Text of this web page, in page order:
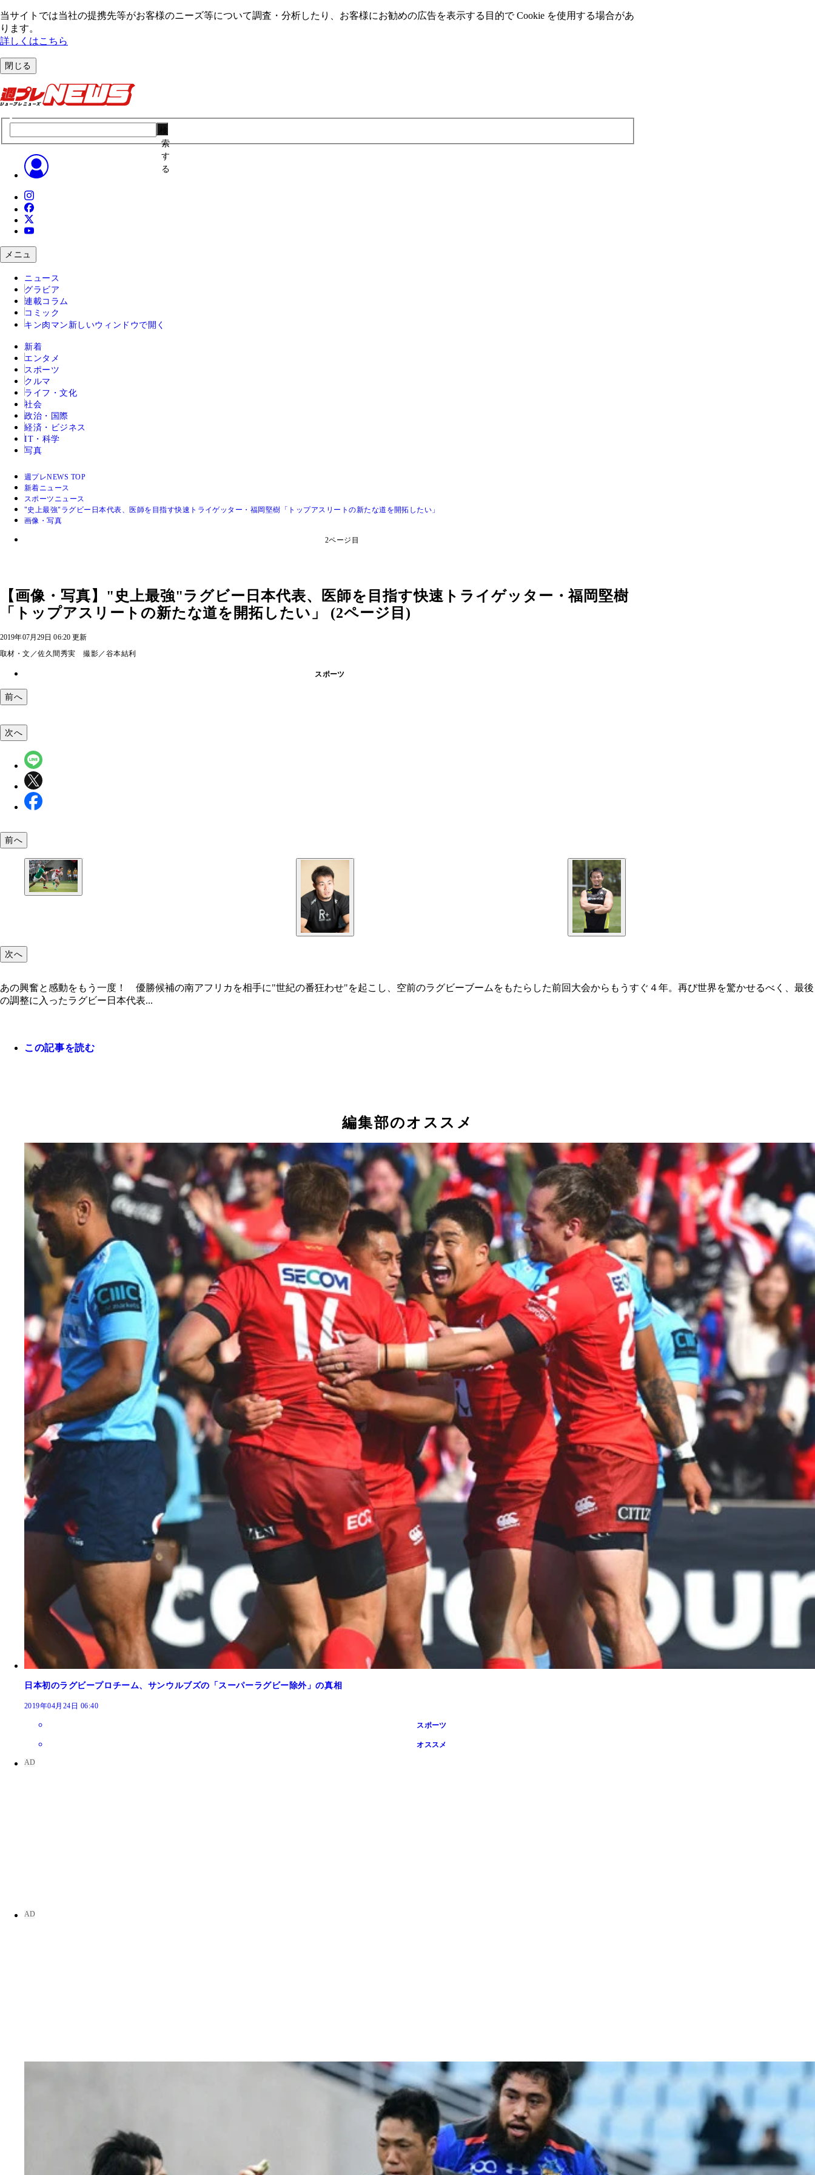
当サイトでは当社の提携先等がお客様のニーズ等について調査・分析したり、お客様にお勧めの広告を表⽰する⽬的で Cookie を使⽤する場合があ
ります。
詳しくはこちら
閉じる
索
す
る
メニュ
ニュース
グラビア
連載コラム
コミック
キン肉マン 新しいウィンドウで開く
新着
エンタメ
スポーツ
クルマ
ライフ・文化
社会
政治・国際
経済・ビジネス
IT・科学
写真
週プレNEWS TOP
新着ニュース
スポーツニュース
"史上最強"ラグビー日本代表、医師を目指す快速トライゲッター・福岡堅樹「トップアスリートの新たな道を開拓したい」
画像・写真
2ページ目
【画像・写真】"史上最強"ラグビー日本代表、医師を目指す快速トライゲッター・福岡堅樹
「トップアスリートの新たな道を開拓したい」 (2ページ目)
2019年07月29日 06:20 更新
取材・文／佐久間秀実 撮影／谷本結利
スポーツ
前へ
単にスピードがあるだけでなく、緩急をつけたステップで相手のディフェンスを翻弄する
次へ
前へ
次へ
あの興奮と感動をもう一度！ 優勝候補の南アフリカを相手に"世紀の番狂わせ"を起こし、空前のラグビーブームをもたらした前回大会からもうすぐ４年。再び世界を驚かせるべく、最後
の調整に入ったラグビー日本代表...
この記事を読む
編集部のオススメ
日本初のラグビープロチーム、サンウルブズの「スーパーラグビー除外」の真相
2019年04月24日 06:40
スポーツ
オススメ